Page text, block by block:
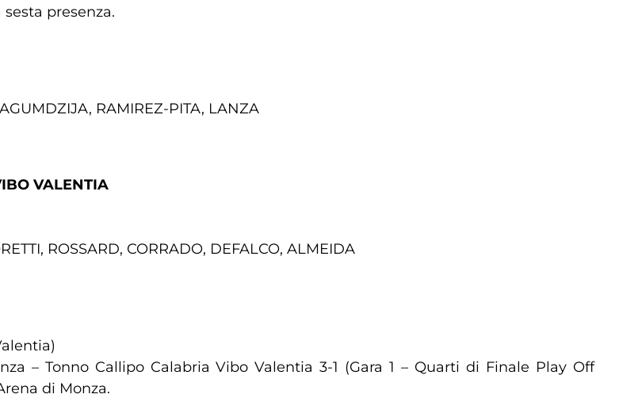
presenza.
RAMIREZ-PITA, LANZA
VALENTIA
ROSSARD, CORRADO, DEFALCO, ALMEIDA
– Tonno Callipo Calabria Vibo Valentia 3-1 (Gara 1 – Quarti di Finale Play Off
di Monza.